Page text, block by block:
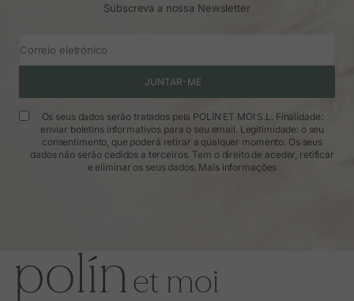
Subscreva a nossa Newsletter
Correio eletrónico
JUNTAR-ME
Os seus dados serão tratados pela POLÍN ET MOI S.L. Finalidade:
enviar boletins informativos para o seu email. Legitimidade: o seu
consentimento, que poderá retirar a qualquer momento. Os seus
dados não serão cedidos a terceiros. Tem o direito de aceder, retificar
e eliminar os seus dados. Mais informações